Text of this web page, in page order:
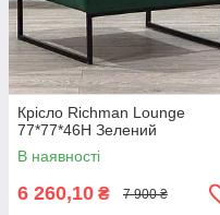
Крісло Richman Lounge
77*77*46H Зелений
В наявності
6 260,10 ₴ 7 900 ₴